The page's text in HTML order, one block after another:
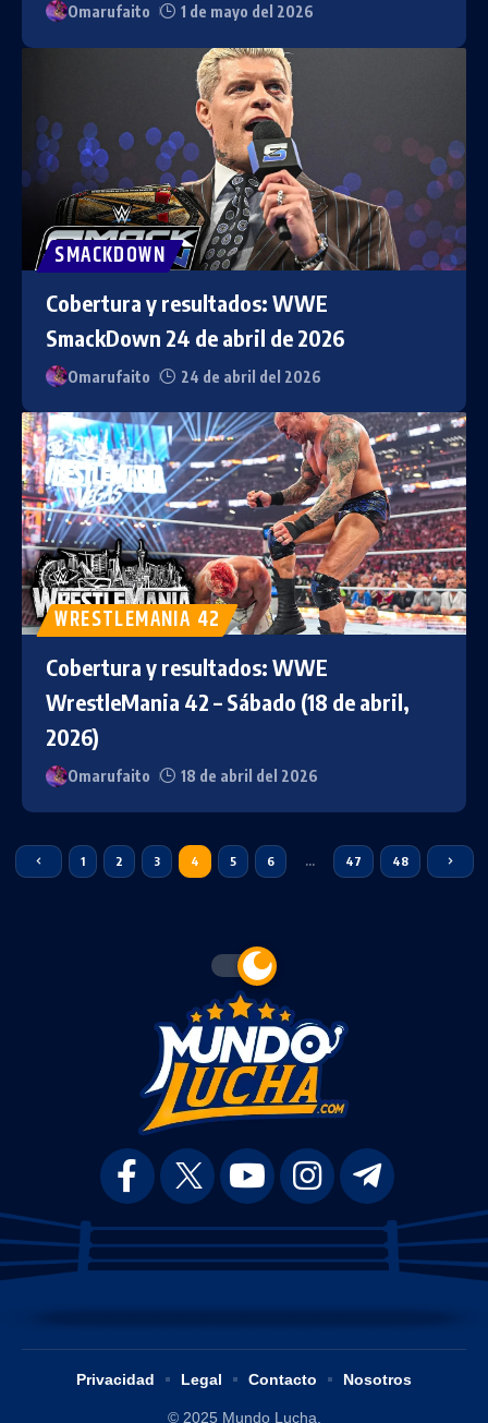
Omarufaito 1 de mayo del 2026
SMACKDOWN
Cobertura y resultados: WWE
SmackDown 24 de abril de 2026
Omarufaito 24 de abril del 2026
WRESTLEMANIA 42
Cobertura y resultados: WWE
WrestleMania 42 – Sábado (18 de abril,
2026)
Omarufaito 18 de abril del 2026
1 2 3 4 5 6 … 47 48
© 2025 Mundo Lucha.
Privacidad Legal Contacto Nosotros